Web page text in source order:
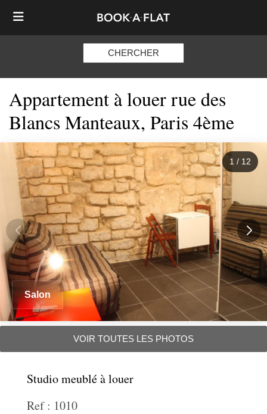
CHERCHER
Appartement à louer rue des
Blancs Manteaux, Paris 4ème
Salon
1 / 12
VOIR TOUTES LES PHOTOS
Studio meublé à louer
Ref : 1010